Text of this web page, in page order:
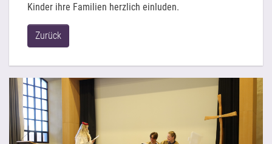
Kinder ihre Familien herzlich einluden.
Zurück